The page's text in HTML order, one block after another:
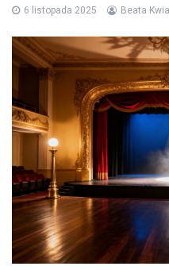
6 listopada 2025 Beata